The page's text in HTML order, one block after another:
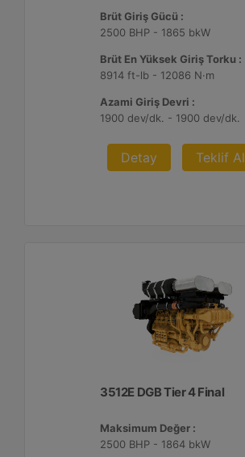
Brüt Giriş Gücü :
2500 BHP - 1865 bkW
Brüt En Yüksek Giriş Torku :
8914 ft-lb - 12086 N·m
Azami Giriş Devri :
1900 dev/dk. - 1900 dev/dk.
Detay Teklif Al
3512E DGB Tier 4 Final
Maksimum Değer :
2500 BHP - 1864 bkW